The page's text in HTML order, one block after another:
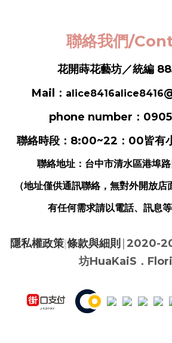
聯絡我們/
花開蒔花藝坊／統編
Mail： alice8416alice8416
phone number：
聯絡時段：8:00~22：00皆有小
聯絡地址： 台中市清水區港埠
（地址僅供通訊聯絡，無對外開放店
有任何需求請以電話、訊息等
隱私權政策|條款與細則|2020-
坊HuaKaiS．